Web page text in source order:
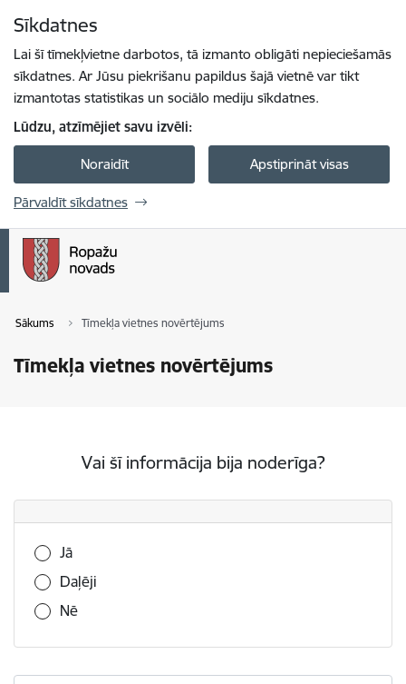
Sīkdatnes
Lai šī tīmekļvietne darbotos, tā izmanto obligāti nepieciešamās
sīkdatnes. Ar Jūsu piekrišanu papildus šajā vietnē var tikt
izmantotas statistikas un sociālo mediju sīkdatnes.
Lūdzu, atzīmējiet savu izvēli:
Noraidīt Apstiprināt visas
Pārvaldīt sīkdatnes
Sākums Tīmekļa vietnes novērtējums
Tīmekļa vietnes novērtējums
Vai šī informācija bija noderīga?
Vai šī informācija bija noderīga?
Jā
Daļēji
Nē